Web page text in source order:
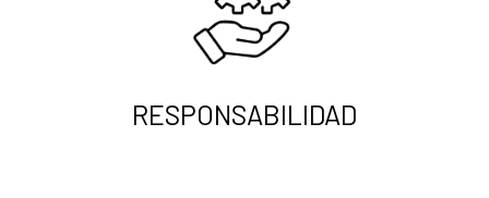
RESPONSABILIDAD